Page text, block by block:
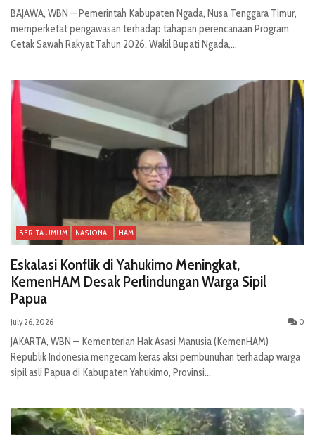
BAJAWA, WBN — Pemerintah Kabupaten Ngada, Nusa Tenggara Timur,
memperketat pengawasan terhadap tahapan perencanaan Program
Cetak Sawah Rakyat Tahun 2026. Wakil Bupati Ngada,...
BERITA UMUM NASIONAL HAM
Eskalasi Konflik di Yahukimo Meningkat,
KemenHAM Desak Perlindungan Warga Sipil
Papua
July 26, 2026 0
JAKARTA, WBN — Kementerian Hak Asasi Manusia (KemenHAM)
Republik Indonesia mengecam keras aksi pembunuhan terhadap warga
sipil asli Papua di Kabupaten Yahukimo, Provinsi...